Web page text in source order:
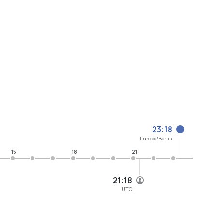
21:18
UTC
23:18
Europe/Berlin
15 18 21